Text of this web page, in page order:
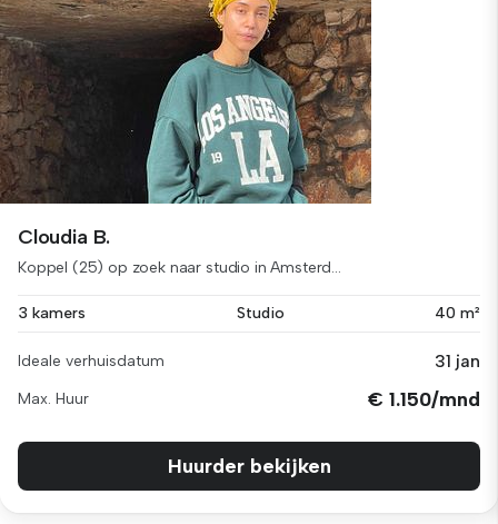
Cloudia B.
Koppel (25) op zoek naar studio in Amsterd...
3 kamers Studio 40 m²
Ideale verhuisdatum 31 jan
Max. Huur € 1.150/mnd
Huurder bekijken